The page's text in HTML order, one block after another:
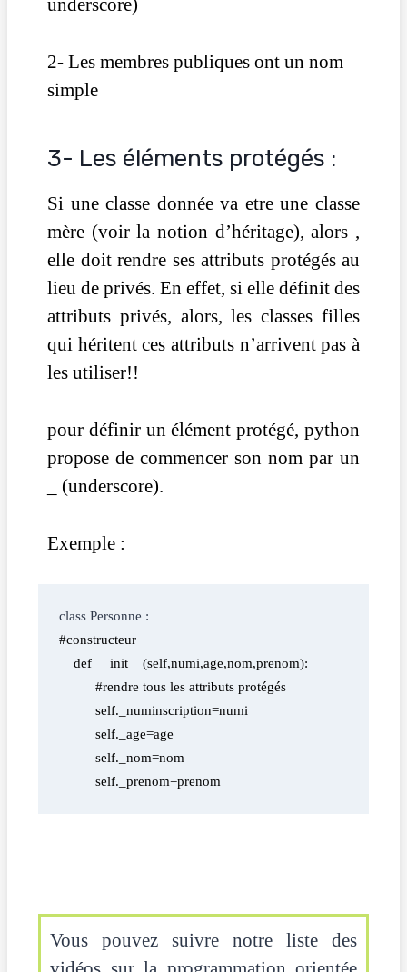
2- Les membres publiques ont un nom
simple
3- Les éléments protégés :
Si une classe donnée va etre une classe
mère (voir la notion d’héritage), alors ,
elle doit rendre ses attributs protégés au
lieu de privés. En effet, si elle définit des
attributs privés, alors, les classes filles
qui héritent ces attributs n’arrivent pas à
les utiliser!!
pour définir un élément protégé, python
propose de commencer son nom par un
_ (underscore).
Exemple :
class Personne :
#constructeur
    def __init__(self,numi,age,nom,prenom):
          #rendre tous les attributs protégés
          self._numinscription=numi
          self._age=age
          self._nom=nom
          self._prenom=prenom
Vous pouvez suivre notre liste des